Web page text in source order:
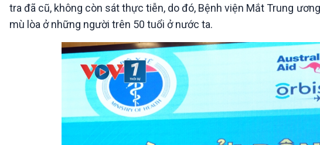
Chuyển đổi Xanh
Tài nguyên và Môi trường
Chuyên gia của bạn
Xã hội chuyển động
Bước chân đến trường
Sống chung với biến đổi
khí hậu
Câu
Chân dung cuộc sống
tra đã cũ, không còn sát thực tiễn, do đó, Bệnh viện Mắt Trung
mù lòa ở những người trên 50 tuổi ở nước ta.